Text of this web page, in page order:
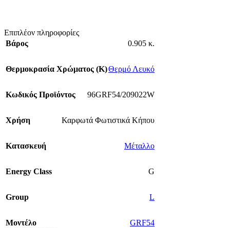
Επιπλέον πληροφορίες
Βάρος
0.905 κ.
Θερμοκρασία Χρώματος (Κ)Θερμό Λευκό
Κωδικός Προϊόντος 96GRF54/209022W
Χρήση Καρφωτά Φωτιστικά Κήπου
Κατασκευή Μέταλλο
Energy Class G
Group L
Mοντέλο
GRF54